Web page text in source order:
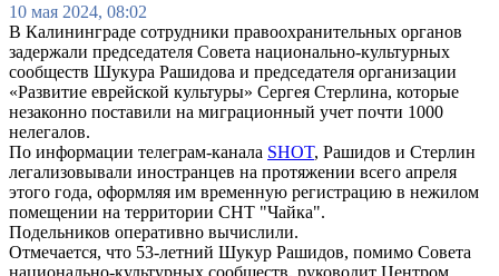
10 мая 2024, 08:02
В Калининграде сотрудники правоохранительных органов
задержали председателя Совета национально-культурных
сообществ Шукура Рашидова и председателя организации
«Развитие еврейской культуры» Сергея Стерлина, которые
незаконно поставили на миграционный учет почти 1000
нелегалов.
По информации телеграм-канала SHOT, Рашидов и Стерлин
легализовывали иностранцев на протяжении всего апреля
этого года, оформляя им временную регистрацию в нежилом
помещении на территории СНТ "Чайка".
Подельников оперативно вычислили.
Отмечается, что 53-летний Шукур Рашидов, помимо Совета
национально-культурных сообществ, руководит Центром